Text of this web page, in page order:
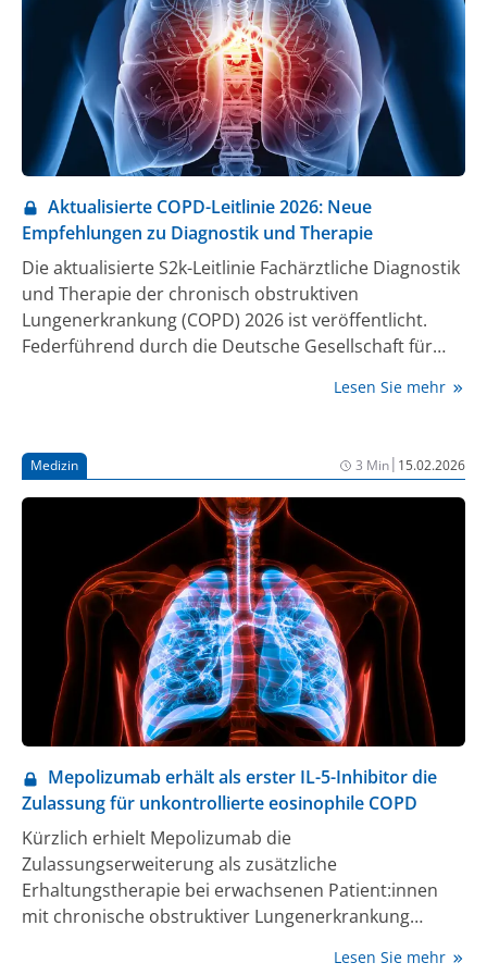
Aktualisierte COPD-Leitlinie 2026: Neue
Empfehlungen zu Diagnostik und Therapie
Die aktualisierte S2k-Leitlinie Fachärztliche Diagnostik
und Therapie der chronisch obstruktiven
Lungenerkrankung (COPD) 2026 ist veröffentlicht.
Federführend durch die Deutsche Gesellschaft für
waren mehr als 30 Expert:innen und eine große Zahl
Aktualisierungsarbeit eingebunden. „Diese Leitlinie
ergänzt die Nationale Versorgungsleitlinie COPD und
integriert die neuesten evidenzbasierten
Erkenntnisse, um eine frühere und effektivere
Behandlung zu ermöglichen", betont DGP-Präsident
Prof. Christian Taube. Die Publikation sei für
behandelnde Ärzt:innen sowie Patient:innen ein
wichtiges Update und die gute Nachricht des Tages.
„Diese Überarbeitung bietet evidenzbasierte
Handlungsanweisungen für eine frühere
Intervention“, so Prof. Taube, Direktor der Klinik für
Pneumologie der Universitätsmedizin Essen.
Lesen Sie mehr
Medizin 3 Min| 15.02.2026
Mepolizumab erhält als erster IL-5-Inhibitor die
Zulassung für unkontrollierte eosinophile COPD
Kürzlich erhielt Mepolizumab die
Zulassungserweiterung als zusätzliche
Erhaltungstherapie bei erwachsenen Patient:innen
mit chronische obstruktiver Lungenerkrankung
Eosinophilen im Blut (≥ 300/µl) gekennzeichnet sind
Lesen Sie mehr